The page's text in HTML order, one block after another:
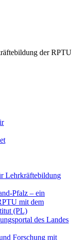
der RPTU
Lehrkräftebildung
Pfalz – ein
mit dem
(PL)
des Landes
Forschung mit